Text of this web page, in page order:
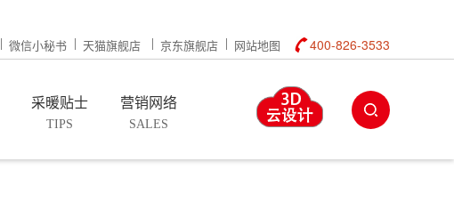
400-826-3533
微信小秘书 天猫旗舰店 京东旗舰店 网站地图
采暖贴士
TIPS
营销网络
SALES